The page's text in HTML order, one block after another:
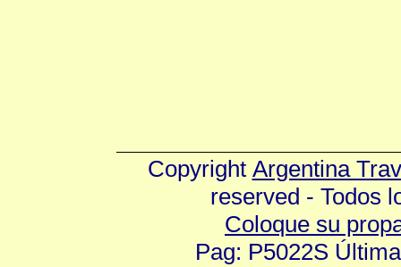
Copyright Argentina
reserved - Todos
Coloque su
Pag: P5022S